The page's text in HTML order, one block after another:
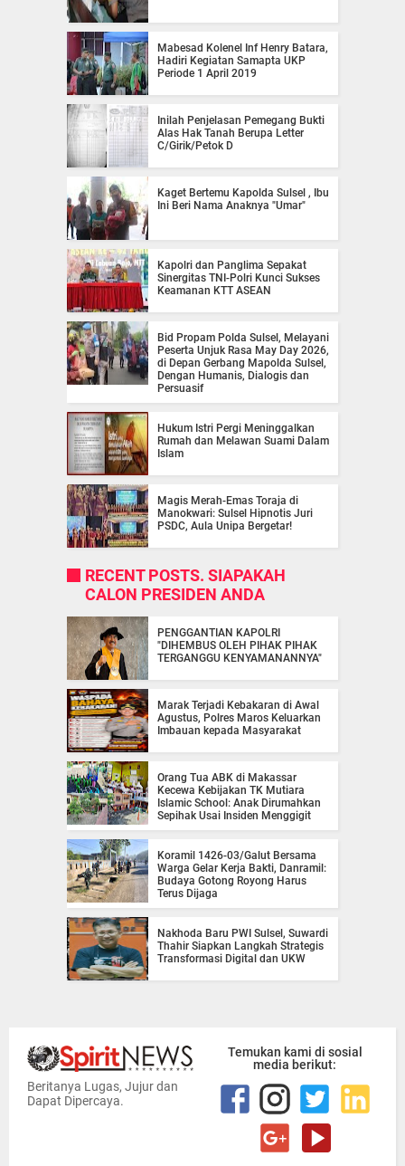
Mabesad Kolenel Inf Henry Batara,
Hadiri Kegiatan Samapta UKP
Periode 1 April 2019
Inilah Penjelasan Pemegang Bukti
Alas Hak Tanah Berupa Letter
C/Girik/Petok D
Kaget Bertemu Kapolda Sulsel , Ibu
Ini Beri Nama Anaknya "Umar"
Kapolri dan Panglima Sepakat
Sinergitas TNI-Polri Kunci Sukses
Keamanan KTT ASEAN
Bid Propam Polda Sulsel, Melayani
Peserta Unjuk Rasa May Day 2026,
di Depan Gerbang Mapolda Sulsel,
Dengan Humanis, Dialogis dan
Persuasif
Hukum Istri Pergi Meninggalkan
Rumah dan Melawan Suami Dalam
Islam
Magis Merah-Emas Toraja di
Manokwari: Sulsel Hipnotis Juri
PSDC, Aula Unipa Bergetar!
RECENT POSTS. SIAPAKAH
CALON PRESIDEN ANDA
PENGGANTIAN KAPOLRI
"DIHEMBUS OLEH PIHAK PIHAK
TERGANGGU KENYAMANANNYA"
Marak Terjadi Kebakaran di Awal
Agustus, Polres Maros Keluarkan
Imbauan kepada Masyarakat
Orang Tua ABK di Makassar
Kecewa Kebijakan TK Mutiara
Islamic School: Anak Dirumahkan
Sepihak Usai Insiden Menggigit
Koramil 1426-03/Galut Bersama
Warga Gelar Kerja Bakti, Danramil:
Budaya Gotong Royong Harus
Terus Dijaga
Nakhoda Baru PWI Sulsel, Suwardi
Thahir Siapkan Langkah Strategis
Transformasi Digital dan UKW
Beritanya Lugas, Jujur dan
Dapat Dipercaya.
Temukan kami di sosial
media berikut: